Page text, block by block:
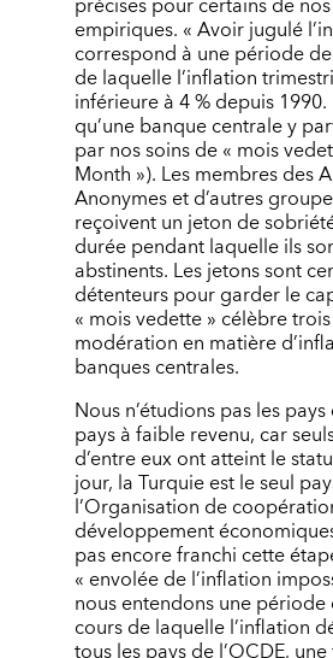
empiriques. « Avoir jugulé
correspond à une période
de laquelle l’inflation
inférieure à 4 % depuis
qu’une banque centrale y
par nos soins de « mois
Month »). Les membres des
Anonymes et d’autres
reçoivent un jeton de
durée pendant laquelle ils
abstinents. Les jetons sont
détenteurs pour garder le
« mois vedette » célèbre
modération en matière
banques centrales.
Nous n’étudions pas les
pays à faible revenu, car
d’entre eux ont atteint le
jour, la Turquie est le seul
l’Organisation de
développement
pas encore franchi cette
« envolée de l’inflation
nous entendons une période
cours de laquelle l’inflation